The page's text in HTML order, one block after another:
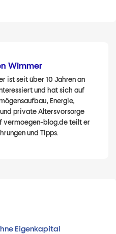
Wimmer
ist seit über 10 Jahren an
und hat sich auf
Energie,
private Altersvorsorge
vermoegen-blog.de teilt er
und Tipps.
Eigenkapital